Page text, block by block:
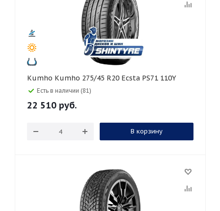
Kumho Kumho 275/45 R20 Ecsta PS71 110Y
Есть в наличии (81)
22 510 руб.
В корзину